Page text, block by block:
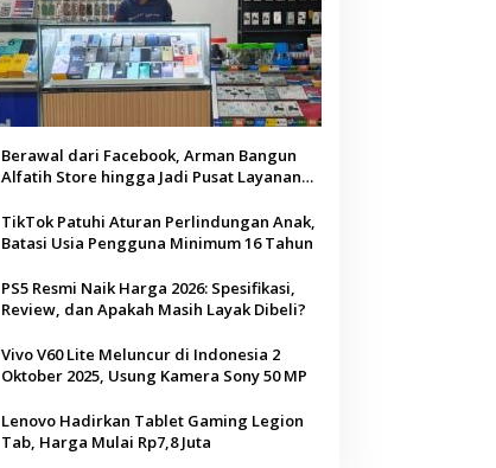
Berawal dari Facebook, Arman Bangun
Alfatih Store hingga Jadi Pusat Layanan
TikTok Patuhi Aturan Perlindungan Anak,
Batasi Usia Pengguna Minimum 16 Tahun
PS5 Resmi Naik Harga 2026: Spesifikasi,
Review, dan Apakah Masih Layak Dibeli?
Vivo V60 Lite Meluncur di Indonesia 2
Oktober 2025, Usung Kamera Sony 50 MP
Lenovo Hadirkan Tablet Gaming Legion
Tab, Harga Mulai Rp7,8 Juta